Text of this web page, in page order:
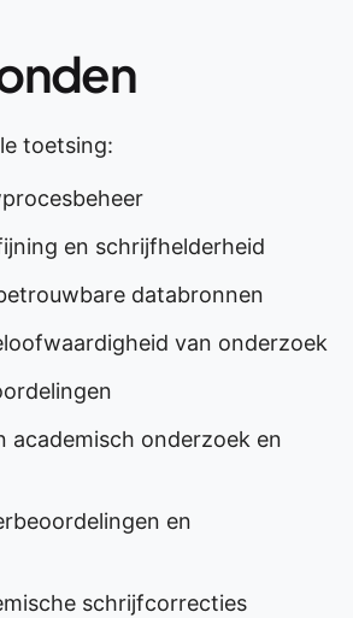
toetsing:
en schrijfhelderheid
databronnen
van onderzoek
academisch onderzoek en
en
schrijfcorrecties